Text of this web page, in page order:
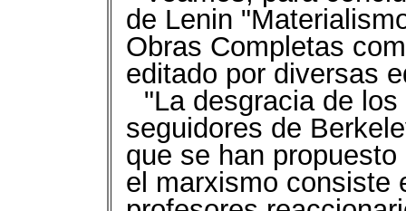
de Lenin
Obras Completas
editado por diversas
"La desgracia de
seguidores de
que se han propuesto
el marxismo